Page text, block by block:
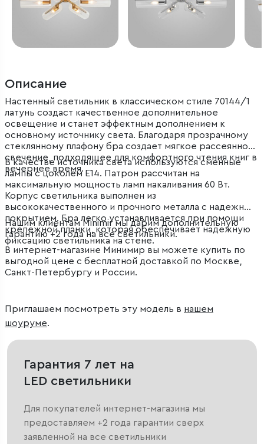
Описание
Настенный светильник в классическом стиле 70144/1
латунь создаст качественное дополнительное
освещение и станет эффектным дополнением к
основному источнику света. Благодаря прозрачному
стеклянному плафону бра создает мягкое рассеянное
свечение, подходящее для комфортного чтения книг в
вечернее время.
В качестве источника света используются сменные
лампы с цоколем E14. Патрон рассчитан на
максимальную мощность ламп накаливания 60 Вт.
Корпус светильника выполнен из
высококачественного и прочного металла с надежным
покрытием. Бра легко устанавливается при помощи
крепежной планки, которая обеспечивает надежную
фиксацию светильника на стене.
Нашим клиентам Minimir мы дарим дополнительную
гарантию +2 года на все светильники.
В интернет-магазине Минимир вы можете купить по
выгодной цене с бесплатной доставкой по Москве,
Санкт-Петербургу и России.
Приглашаем посмотреть эту модель в нашем
шоуруме.
Гарантия 7 лет на
LED светильники
Для покупателей интернет-магазина мы
предоставляем +2 года гарантии сверх
заявленной на все светильники